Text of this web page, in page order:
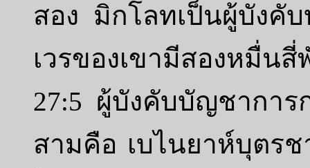
สอง มิกโลทเป็นผู้บังคั
เวรของเขามีสองหมื่น
27:5 ผู้บังคับบัญชาการ
สามคือ เบไนยาห์บุตร